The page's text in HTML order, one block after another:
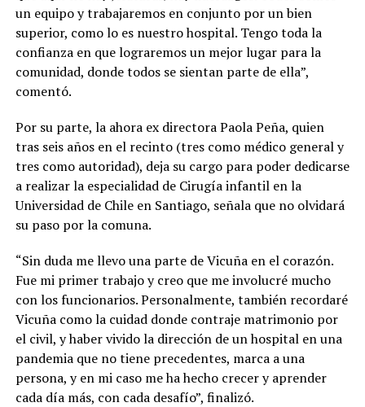
un equipo y trabajaremos en conjunto por un bien
superior, como lo es nuestro hospital. Tengo toda la
confianza en que lograremos un mejor lugar para la
comunidad, donde todos se sientan parte de ella”,
comentó.
Por su parte, la ahora ex directora Paola Peña, quien
tras seis años en el recinto (tres como médico general y
tres como autoridad), deja su cargo para poder dedicarse
a realizar la especialidad de Cirugía infantil en la
Universidad de Chile en Santiago, señala que no olvidará
su paso por la comuna.
“Sin duda me llevo una parte de Vicuña en el corazón.
Fue mi primer trabajo y creo que me involucré mucho
con los funcionarios. Personalmente, también recordaré
Vicuña como la cuidad donde contraje matrimonio por
el civil, y haber vivido la dirección de un hospital en una
pandemia que no tiene precedentes, marca a una
persona, y en mi caso me ha hecho crecer y aprender
cada día más, con cada desafío”, finalizó.